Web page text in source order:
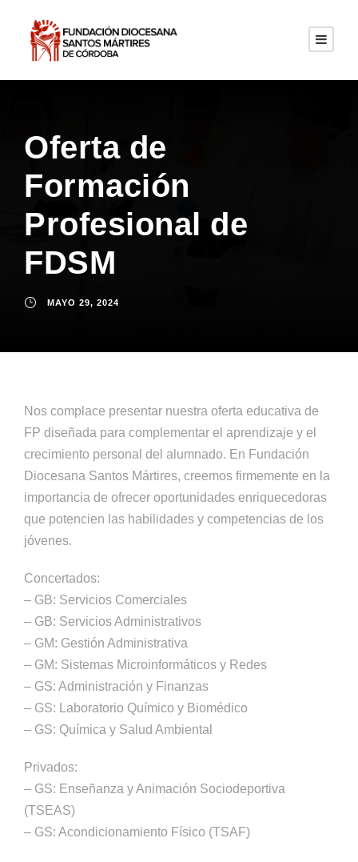
Oferta de
Formación
Profesional de
FDSM
MAYO 29, 2024
Nos complace presentar nuestra oferta educativa de
FP diseñada para complementar el aprendizaje y el
crecimiento personal del alumnado. En Fundación
Diocesana Santos Mártires, creemos firmemente en la
importancia de ofrecer oportunidades enriquecedoras
que potencien las habilidades y competencias de los
jóvenes.
Concertados:
– GB: Servicios Comerciales
– GB: Servicios Administrativos
– GM: Gestión Administrativa
– GM: Sistemas Microinformáticos y Redes
– GS: Administración y Finanzas
– GS: Laboratorio Químico y Biomédico
– GS: Química y Salud Ambiental
Privados:
– GS: Enseñanza y Animación Sociodeportiva
(TSEAS)
– GS: Acondicionamiento Físico (TSAF)